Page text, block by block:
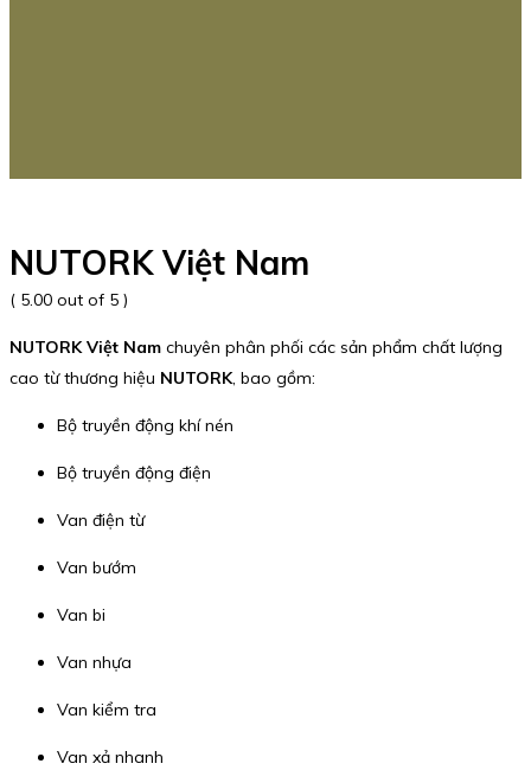
NUTORK Việt Nam
( 5.00 out of 5 )
NUTORK Việt Nam chuyên phân phối các sản phẩm chất lượng
cao từ thương hiệu NUTORK, bao gồm:
Bộ truyền động khí nén
Bộ truyền động điện
Van điện từ
Van bướm
Van bi
Van nhựa
Van kiểm tra
Van xả nhanh